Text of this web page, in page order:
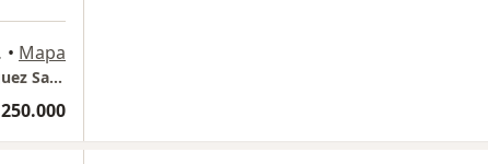
• Mapa
Consultorio privado-Dr Jorge Enrique Rodriguez Salazar-Pediatra Alternativo